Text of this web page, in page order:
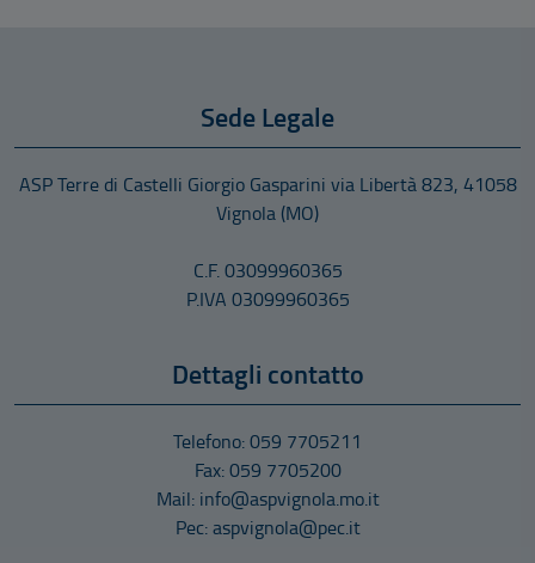
DOMANDA La domanda di partecipazione alla presente
procedura di mobilità dovrà essere presentata, a pena di
esclusione, in via telematica esclusivamente tramite il
portale del reclutamento “InPA” raggiungibile al link
https://www.inpa.gov.it/ previa registrazione ed
(SPID, CIE, CNS, IDAS) entro e non oltre […]
Sede Legale
ASP Terre di Castelli Giorgio Gasparini via Libertà 823, 41058
Vignola (MO)
C.F. 03099960365
P.IVA 03099960365
Dettagli contatto
Telefono: 059 7705211
Fax: 059 7705200
Mail: info@aspvignola.mo.it
Pec: aspvignola@pec.it